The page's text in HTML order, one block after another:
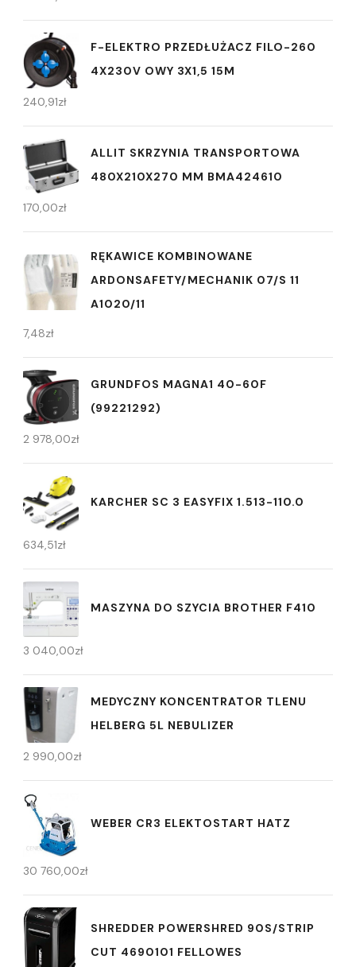
F-ELEKTRO PRZEDŁUŻACZ FILO-260
4X230V OWY 3X1,5 15M
240,91zł
ALLIT SKRZYNIA TRANSPORTOWA
480X210X270 MM BMA424610
170,00zł
RĘKAWICE KOMBINOWANE
ARDONSAFETY/MECHANIK 07/S 11
A1020/11
7,48zł
GRUNDFOS MAGNA1 40-60F
(99221292)
2 978,00zł
KARCHER SC 3 EASYFIX 1.513-110.0
634,51zł
MASZYNA DO SZYCIA BROTHER F410
3 040,00zł
MEDYCZNY KONCENTRATOR TLENU
HELBERG 5L NEBULIZER
2 990,00zł
WEBER CR3 ELEKTOSTART HATZ
30 760,00zł
SHREDDER POWERSHRED 90S/STRIP
CUT 4690101 FELLOWES